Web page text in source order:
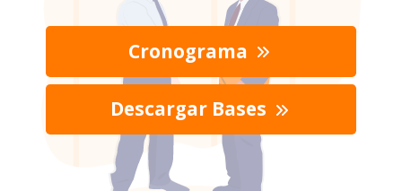
Cronograma
Descargar Bases